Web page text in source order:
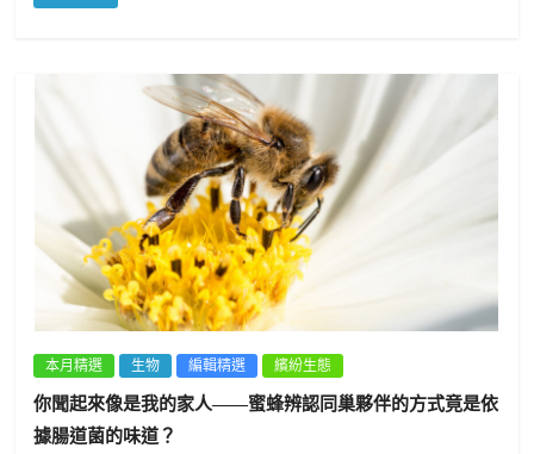
本月精選 生物 編輯精選 繽紛生態
你聞起來像是我的家人——蜜蜂辨認同巢夥伴的方式竟是依
據腸道菌的味道？